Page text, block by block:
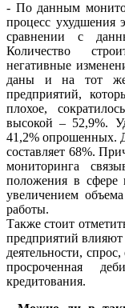
- По данным
процесс ухудшения
сравнении с
Количество
негативные
даны и на тот же
предприятий,
плохое,
высокой – 52,9%.
41,2% опрошенных.
составляет 68%.
мониторинга
положения в сфере
увеличением
работы.
Также стоит
предприятий влияют
деятельности,
просроченная
кредитования.